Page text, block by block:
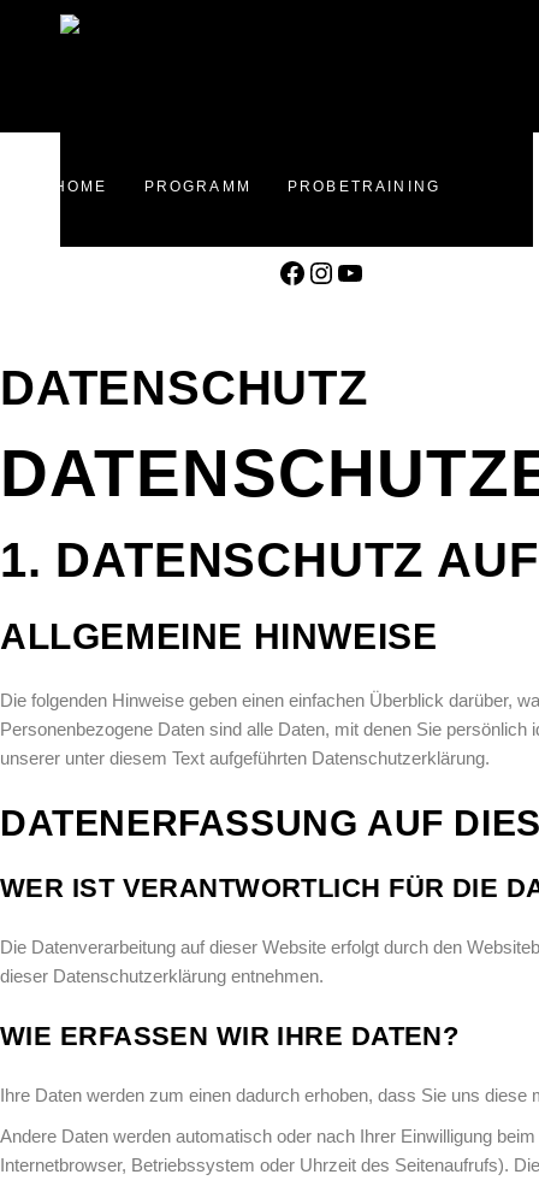
HOME PROGRAMM PROBETRAINING
Facebook
Instagram
DATENSCHUTZ
1. DATENSCHUTZ
ALLGEMEINE HINWEISE
Die folgenden Hinweise geben einen einfachen Überblick darüber,
Personenbezogene Daten sind alle Daten, mit denen Sie
unserer unter diesem Text aufgeführten Datenschutzerklärung.
DATENERFASSUNG AUF
WER IST VERANTWORTLICH FÜR DIE
Die Datenverarbeitung auf dieser Website erfolgt durch den
dieser Datenschutzerklärung entnehmen.
WIE ERFASSEN WIR IHRE DATEN?
Ihre Daten werden zum einen dadurch erhoben, dass Sie uns
Andere Daten werden automatisch oder nach Ihrer Einwilligung
Internetbrowser, Betriebssystem oder Uhrzeit des Seitenaufrufs).